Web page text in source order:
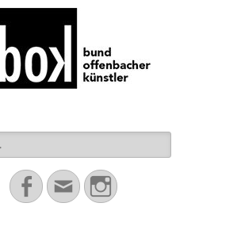
Facebook
EmailInstagram